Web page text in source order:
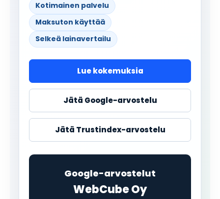
Kotimainen palvelu
Maksuton käyttää
Selkeä lainavertailu
Lue kokemuksia
Jätä Google-arvostelu
Jätä Trustindex-arvostelu
Google-arvostelut
WebCube Oy